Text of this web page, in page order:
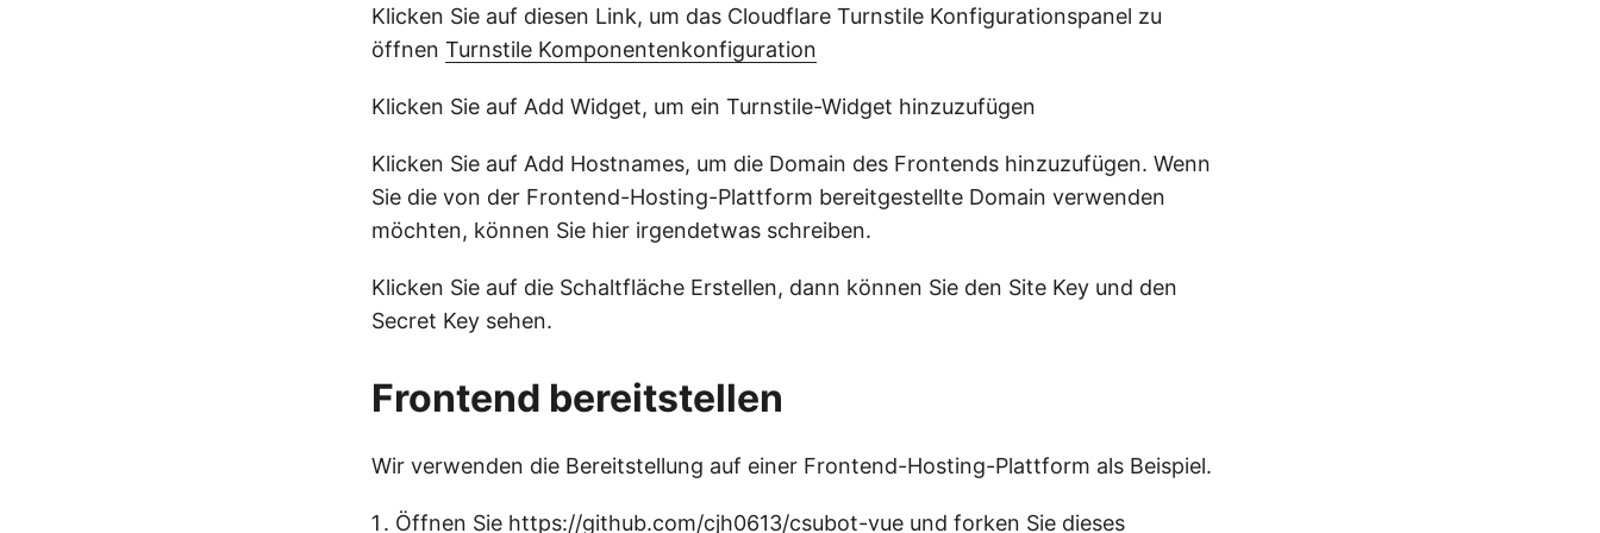
Klicken Sie auf diesen Link, um das Cloudflare Turnstile Konfigurationspanel zu
öffnen Turnstile Komponentenkonfiguration
Klicken Sie auf Add Widget, um ein Turnstile-Widget hinzuzufügen
Klicken Sie auf Add Hostnames, um die Domain des Frontends hinzuzufügen. Wenn
Sie die von der Frontend-Hosting-Plattform bereitgestellte Domain verwenden
möchten, können Sie hier irgendetwas schreiben.
Klicken Sie auf die Schaltfläche Erstellen, dann können Sie den Site Key und den
Secret Key sehen.
Frontend bereitstellen
Wir verwenden die Bereitstellung auf einer Frontend-Hosting-Plattform als Beispiel.
Öffnen Sie https://github.com/cjh0613/csubot-vue und forken Sie dieses